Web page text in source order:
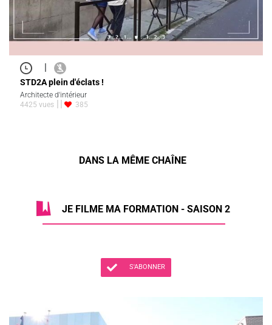
|
STD2A plein d'éclats !
Architecte d'intérieur
4425 vues
385
DANS LA MÊME CHAÎNE
JE FILME MA FORMATION - SAISON 2
S'ABONNER